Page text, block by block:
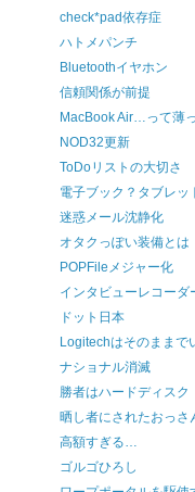
check*pad依存症
ハトメパンチ
Bluetoothイヤホン
信頼関係が前提
MacBook Air…って薄
NOD32更新
ToDoリストの大切さ
電子ブック？タブレッ
迷惑メール沈静化
オタクっぽい装備とは
POPFileメジャー化
インタビューレコーダ
ドット日本
Logitechはそのままで
ナショナル消滅
勝者はハードディスク
晒し者にされたおっさ
高額すぎる…
ゴルゴひろし